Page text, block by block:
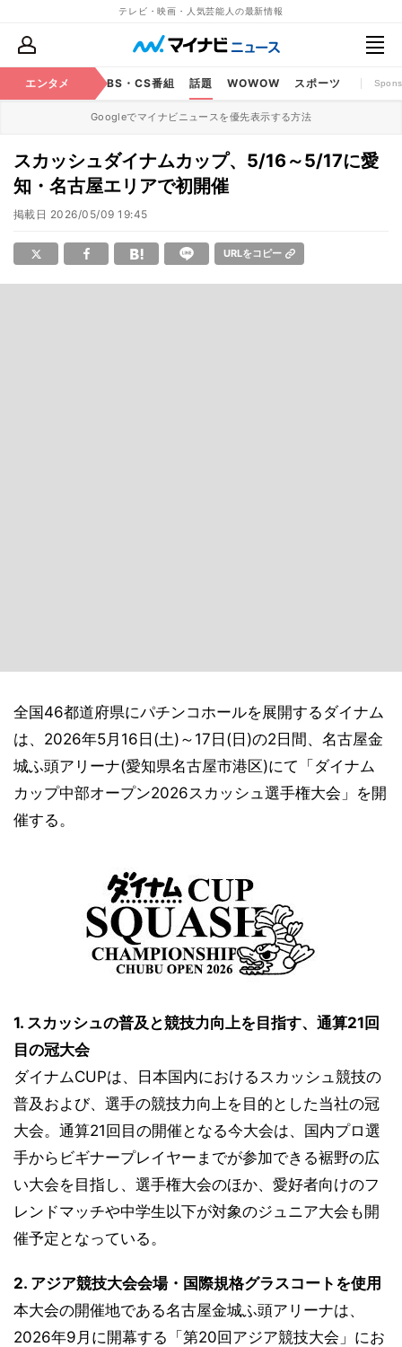
テレビ・映画・人気芸能人の最新情報
エンタメ
映画 YouTube BS・CS番組 話題 WOWOW スポーツ
Googleでマイナビニュースを優先表示する方法
スカッシュダイナムカップ、5/16～5/17に愛
知・名古屋エリアで初開催
掲載日 2026/05/09 19:45
URLをコピー
全国46都道府県にパチンコホールを展開するダイナム
は、2026年5月16日(土)～17日(日)の2日間、名古屋金
城ふ頭アリーナ(愛知県名古屋市港区)にて「ダイナム
カップ中部オープン2026スカッシュ選手権大会」を開
催する。
1. スカッシュの普及と競技力向上を目指す、通算21回
目の冠大会
ダイナムCUPは、日本国内におけるスカッシュ競技の
普及および、選手の競技力向上を目的とした当社の冠
大会。通算21回目の開催となる今大会は、国内プロ選
手からビギナープレイヤーまでが参加できる裾野の広
い大会を目指し、選手権大会のほか、愛好者向けのフ
レンドマッチや中学生以下が対象のジュニア大会も開
催予定となっている。
2. アジア競技大会会場・国際規格グラスコートを使用
本大会の開催地である名古屋金城ふ頭アリーナは、
2026年9月に開幕する「第20回アジア競技大会」にお